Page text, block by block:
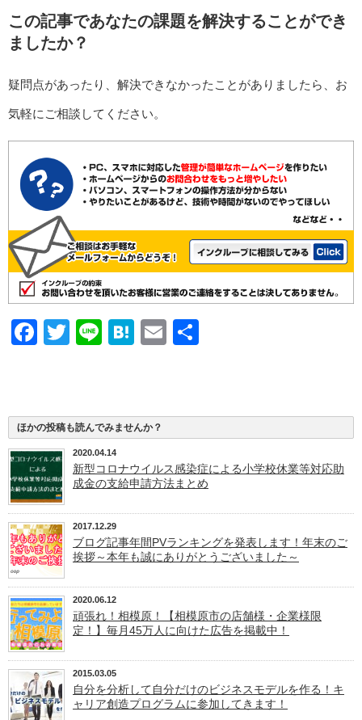
この記事であなたの課題を解決することができ
ましたか？
疑問点があったり、解決できなかったことがありましたら、お
気軽にご相談してください。
Facebook
Twitter
LineHatena
Email
ほかの投稿も読んでみませんか？
2020.04.14
新型コロナウイルス感染症による小学校休業等対応助
成金の支給申請方法まとめ
2017.12.29
ブログ記事年間PVランキングを発表します！年末のご
挨拶～本年も誠にありがとうございました～
2020.06.12
頑張れ！相模原！【相模原市の店舗様・企業様限
定！】毎月45万人に向けた広告を掲載中！
2015.03.05
自分を分析して自分だけのビジネスモデルを作る！キ
ャリア創造プログラムに参加してきます！